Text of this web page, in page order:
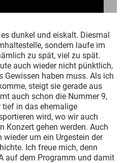
dunkel und eiskalt. Diesmal
sondern laufe im
zu spät, viel zu spät.
auch wieder nicht pünktlich,
Gewissen haben muss. Als ich
steigt sie gerade aus
auch schon die Nummer 9,
tief in das ehemalige
wird, wo wir auch
Konzert gehen werden. Auch
um ein Urgestein der
Ich freue mich, denn
auf dem Programm und damit